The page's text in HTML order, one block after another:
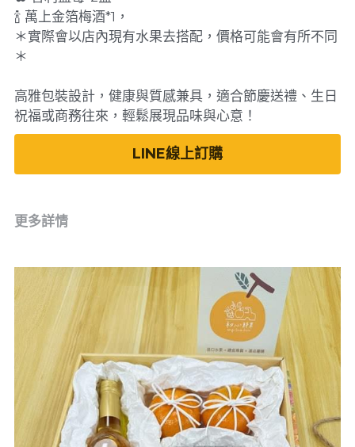
🍾 萬上金箔梅酒*1，
＊實際會以店內現有水果去搭配，價格可能會有所不同
＊
高雅包裝設計，健康與質感兼具，適合節慶送禮、生日
祝福或商務往來，輕鬆展現品味與心意！
LINE線上訂購
更多詳情